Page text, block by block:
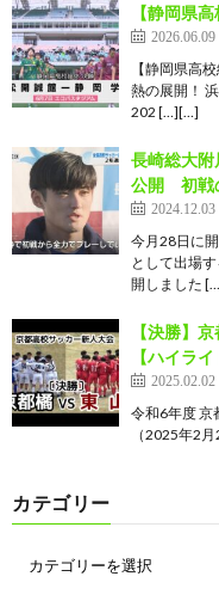
【静岡県
2026.06.09
【静岡県高
熱の展開！
202 […][…]
長崎総大
公開 初戦
2024.12.03
今月28日に
として出場
開しました
【決勝】
【ハイライ
2025.02.02
令和6年度 京
（2025年2
カテゴリー